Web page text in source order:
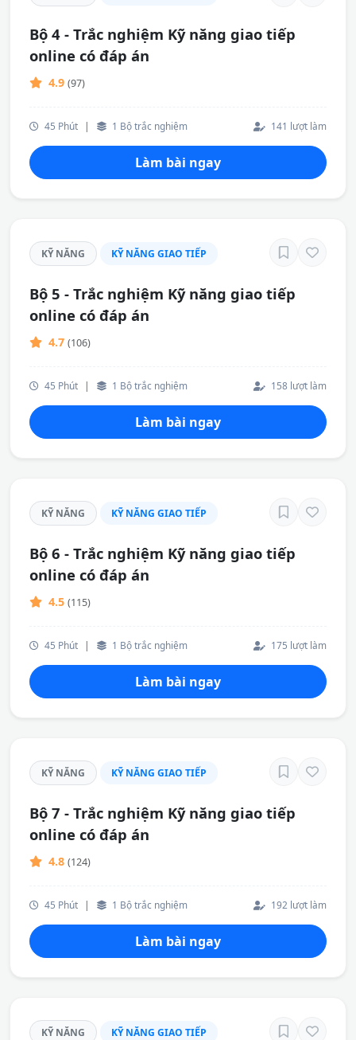
Bộ 4 - Trắc nghiệm Kỹ năng giao tiếp
online có đáp án
4.9 (97)
45 Phút | 1 Bộ trắc nghiệm 141 lượt làm
Làm bài ngay
KỸ NĂNG KỸ NĂNG GIAO TIẾP
Bộ 5 - Trắc nghiệm Kỹ năng giao tiếp
online có đáp án
4.7 (106)
45 Phút | 1 Bộ trắc nghiệm 158 lượt làm
Làm bài ngay
KỸ NĂNG KỸ NĂNG GIAO TIẾP
Bộ 6 - Trắc nghiệm Kỹ năng giao tiếp
online có đáp án
4.5 (115)
45 Phút | 1 Bộ trắc nghiệm 175 lượt làm
Làm bài ngay
KỸ NĂNG KỸ NĂNG GIAO TIẾP
Bộ 7 - Trắc nghiệm Kỹ năng giao tiếp
online có đáp án
4.8 (124)
45 Phút | 1 Bộ trắc nghiệm 192 lượt làm
Làm bài ngay
KỸ NĂNG KỸ NĂNG GIAO TIẾP